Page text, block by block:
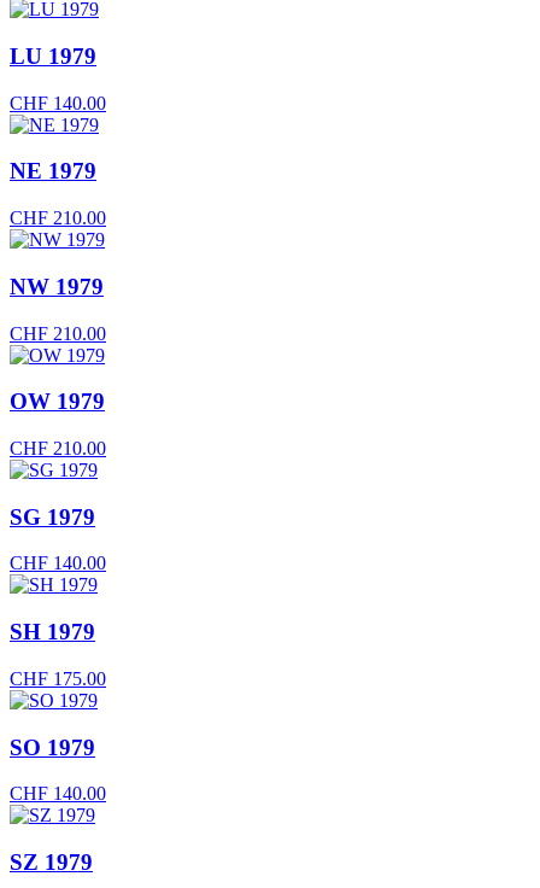
LU 1979
CHF 140.00
NE 1979
CHF 210.00
NW 1979
CHF 210.00
OW 1979
CHF 210.00
SG 1979
CHF 140.00
SH 1979
CHF 175.00
SO 1979
CHF 140.00
SZ 1979